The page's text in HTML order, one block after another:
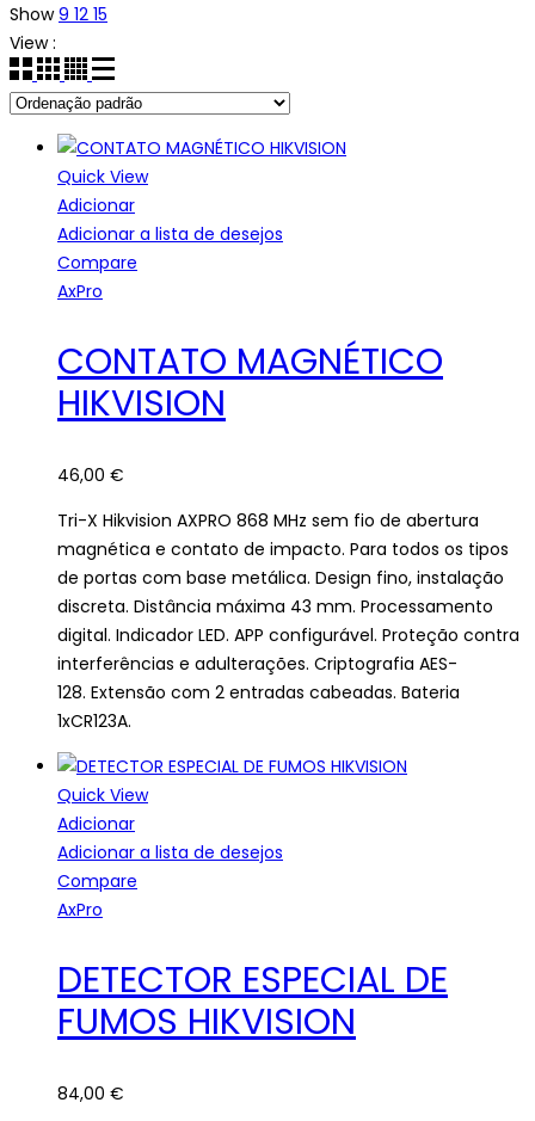
Show 9 12 15
View :
Quick View
Adicionar
Adicionar a lista de desejos
Compare
AxPro
CONTATO MAGNÉTICO
HIKVISION
46,00 €
Tri-X Hikvision AXPRO 868 MHz sem fio de abertura
magnética e contato de impacto. Para todos os tipos
de portas com base metálica. Design fino, instalação
discreta. Distância máxima 43 mm. Processamento
digital. Indicador LED. APP configurável. Proteção contra
interferências e adulterações. Criptografia AES-
128. Extensão com 2 entradas cabeadas. Bateria
1xCR123A.
Quick View
Adicionar
Adicionar a lista de desejos
Compare
AxPro
DETECTOR ESPECIAL DE
FUMOS HIKVISION
84,00 €